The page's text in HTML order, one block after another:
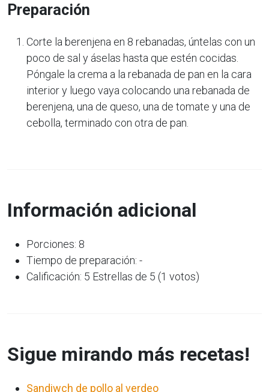
Preparación
Corte la berenjena en 8 rebanadas, úntelas con un
poco de sal y áselas hasta que estén cocidas.
Póngale la crema a la rebanada de pan en la cara
interior y luego vaya colocando una rebanada de
berenjena, una de queso, una de tomate y una de
cebolla, terminado con otra de pan.
Información adicional
Porciones: 8
Tiempo de preparación: -
Calificación: 5 Estrellas de 5 (1 votos)
Sigue mirando más recetas!
Sandiwch de pollo al verdeo